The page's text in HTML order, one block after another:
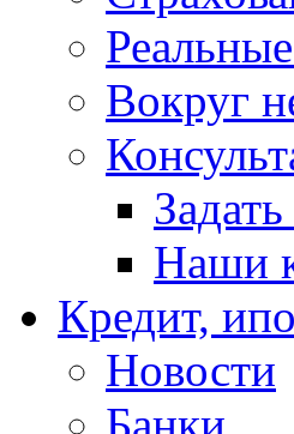
Вокруг
Наши
Кредит,
Новости